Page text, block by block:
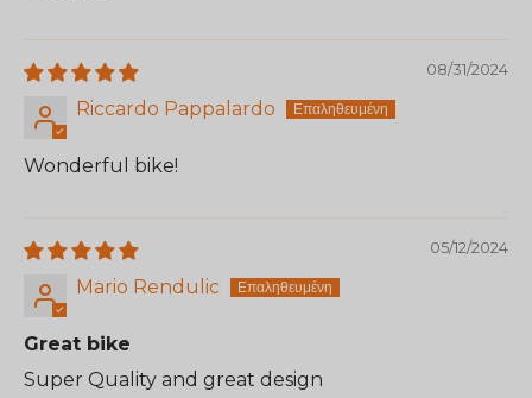
08/31/2024
Riccardo Pappalardo
Wonderful bike!
05/12/2024
Mario Rendulic
Great bike
Super Quality and great design